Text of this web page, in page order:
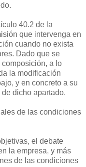
40.2 de la
que intervenga en
cuando no exista
Dado que se
a lo
la modificación
y en concreto a su
dicho apartado.
de las condiciones
el debate
la empresa, y más
de las condiciones